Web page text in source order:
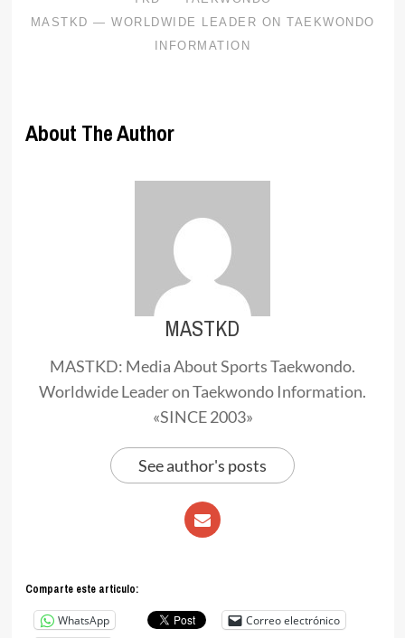
About The Author
MASTKD
MASTKD: Media About Sports Taekwondo.
Worldwide Leader on Taekwondo Information.
«SINCE 2003»
See author's posts
Comparte este articulo:
WhatsApp
Correo electrónico